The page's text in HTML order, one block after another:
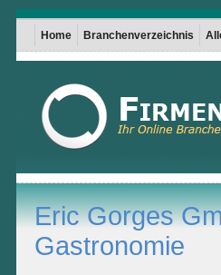
Home Branchenverzeichnis
Eric Gorges
Gastronomie